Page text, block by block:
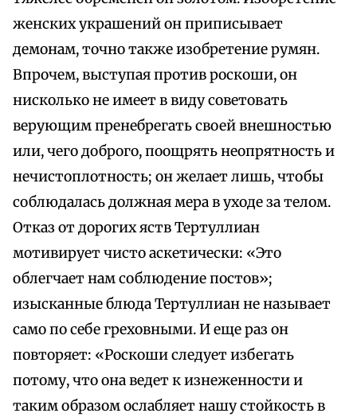
женских украшений он приписывает
демонам, точно также изобретение румян.
Впрочем, выступая против роскоши, он
нисколько не имеет в виду советовать
верующим пренебрегать своей внешностью
или, чего доброго, поощрять неопрятность и
нечистоплотность; он желает лишь, чтобы
соблюдалась должная мера в уходе за телом.
Отказ от дорогих яств Тертуллиан
мотивирует чисто аскетически: «Это
облегчает нам соблюдение постов»;
изысканные блюда Тертуллиан не называет
само по себе греховными. И еще раз он
повторяет: «Роскоши следует избегать
потому, что она ведет к изнеженности и
таким образом ослабляет нашу стойкость в